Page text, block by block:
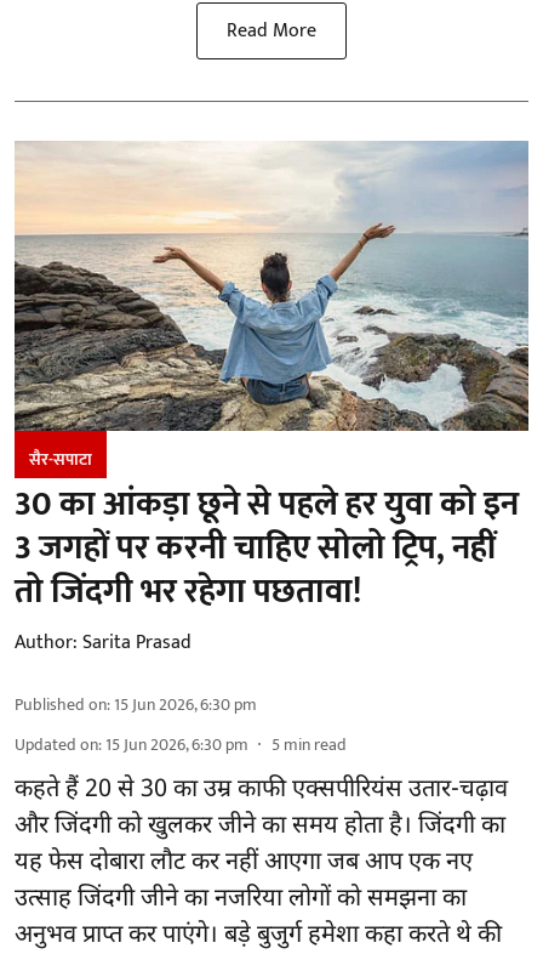
Read More
सैर-सपाटा
30 का आंकड़ा छूने से पहले हर युवा को इन
3 जगहों पर करनी चाहिए सोलो ट्रिप, नहीं
तो जिंदगी भर रहेगा पछतावा!
Author:Sarita Prasad
Published on:15 Jun 2026, 6:30 pm
Updated on:15 Jun 2026, 6:30 pm 5min read
कहते हैं 20 से 30 का उम्र काफी एक्सपीरियंस उतार-चढ़ाव
और जिंदगी को खुलकर जीने का समय होता है। जिंदगी का
यह फेस दोबारा लौट कर नहीं आएगा जब आप एक नए
उत्साह जिंदगी जीने का नजरिया लोगों को समझना का
अनुभव प्राप्त कर पाएंगे। बड़े बुजुर्ग हमेशा कहा करते थे की